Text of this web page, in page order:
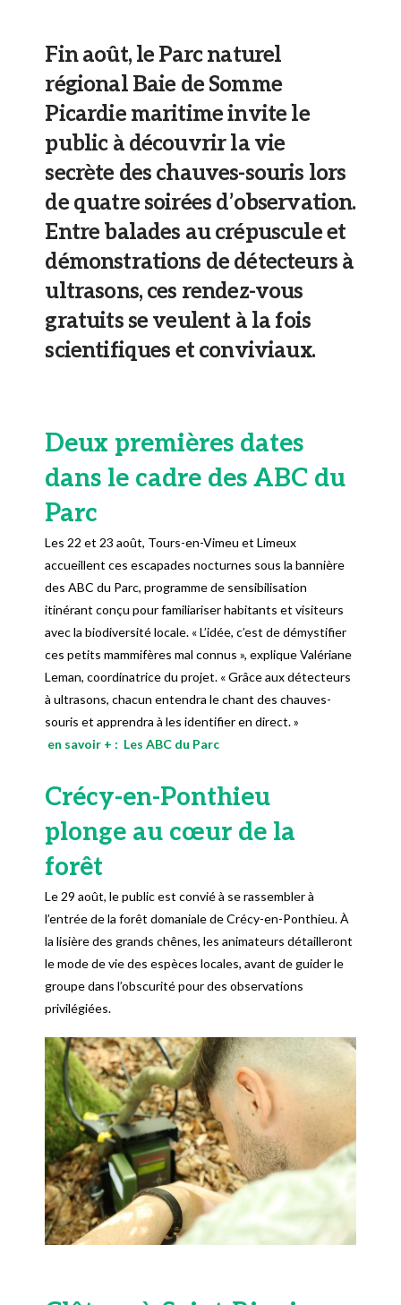
Fin août, le Parc naturel
régional Baie de Somme
Picardie maritime invite le
public à découvrir la vie
secrète des chauves-souris lors
de quatre soirées d’observation.
Entre balades au crépuscule et
démonstrations de détecteurs à
ultrasons, ces rendez-vous
gratuits se veulent à la fois
scientifiques et conviviaux.
Deux premières dates
dans le cadre des ABC du
Parc
Les 22 et 23 août, Tours-en-Vimeu et Limeux
accueillent ces escapades nocturnes sous la bannière
des ABC du Parc, programme de sensibilisation
itinérant conçu pour familiariser habitants et visiteurs
avec la biodiversité locale. « L’idée, c’est de démystifier
ces petits mammifères mal connus », explique Valériane
Leman, coordinatrice du projet. « Grâce aux détecteurs
à ultrasons, chacun entendra le chant des chauves-
souris et apprendra à les identifier en direct. »
en savoir + : Les ABC du Parc
Crécy-en-Ponthieu
plonge au cœur de la
forêt
Le 29 août, le public est convié à se rassembler à
l’entrée de la forêt domaniale de Crécy-en-Ponthieu. À
la lisière des grands chênes, les animateurs détailleront
le mode de vie des espèces locales, avant de guider le
groupe dans l’obscurité pour des observations
privilégiées.